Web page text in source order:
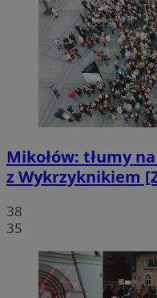
Mikołów: tłumy
z Wykrzyknikiem
38
35